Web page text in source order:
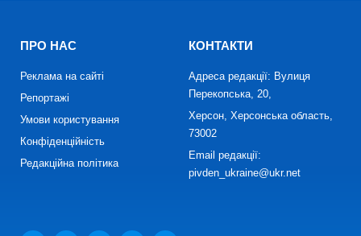
ПРО НАС
Реклама на сайті
Репортажі
Умови користування
Конфіденційність
Редакційна політика
КОНТАКТИ
Адреса редакції: Вулиця
Перекопська, 20,
Херсон, Херсонська область,
73002
Email редакції:
pivden_ukraine@ukr.net